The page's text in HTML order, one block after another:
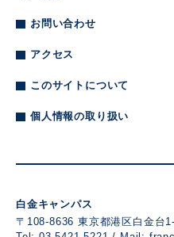
お問い合わせ
アクセス
このサイトについて
個人情報の取り扱い
白金キャンパス
〒108-8636 東京都港区白金台